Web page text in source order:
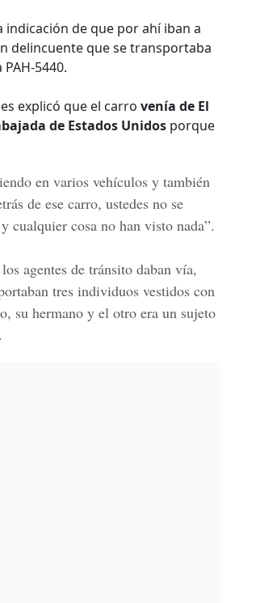
de que por ahí iban a
delincuente que se transportaba
5440.
explicó que el carro venía de El
de Estados Unidos porque
en varios vehículos y también
de ese carro, ustedes no se
cualquier cosa no han visto nada”.
agentes de tránsito daban vía,
tres individuos vestidos con
, su hermano y el otro era un sujeto